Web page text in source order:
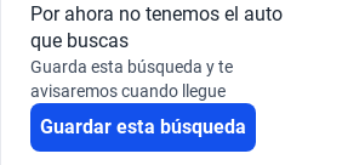
Busca por modelo
Busca por versión
Por ahora no tenemos el auto
que buscas
Guarda esta búsqueda y te
avisaremos cuando llegue
Guardar esta búsqueda